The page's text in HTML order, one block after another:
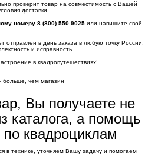
проверит товар на совместимость с Вашей
доставки.
номеру 8 (800) 550 9025 или напишите свой
отправлен в день заказа в любую точку России.
и исправность.
в квадропутешествиях!
больше, чем магазин
Вы получаете не
каталога, а помощь
по квадроциклам
в технике, уточняем Вашу задачу и помогаем